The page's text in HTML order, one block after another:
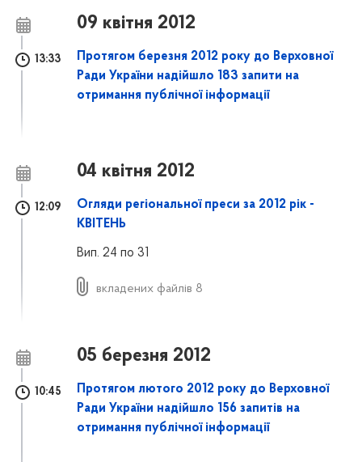
09 квітня 2012
13:33
Протягом березня 2012 року до Верховної
Ради України надійшло 183 запити на
отримання публічної інформації
04 квітня 2012
12:09
Огляди регіональної преси за 2012 рік -
КВІТЕНЬ
Вип. 24 по 31
вкладених файлів 8
05 березня 2012
10:45
Протягом лютого 2012 року до Верховної
Ради України надійшло 156 запитів на
отримання публічної інформації